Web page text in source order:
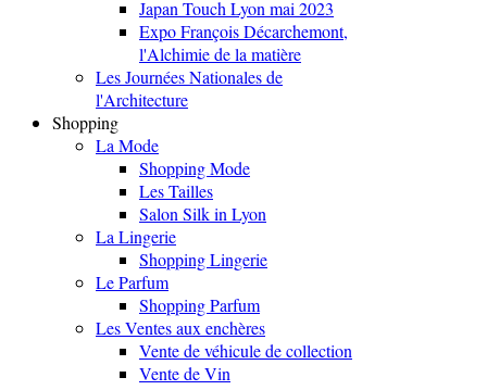
Japan Touch Lyon mai 2023
Expo François Décarchemont,
l'Alchimie de la matière
Les Journées Nationales de
l'Architecture
Shopping
La Mode
Shopping Mode
Les Tailles
Salon Silk in Lyon
La Lingerie
Shopping Lingerie
Le Parfum
Shopping Parfum
Les Ventes aux enchères
Vente de véhicule de collection
Vente de Vin